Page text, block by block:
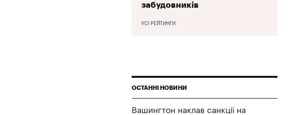
забудовників
УСІ РЕЙТИНГИ
ОСТАННІ НОВИНИ
Вашингтон наклав санкції на